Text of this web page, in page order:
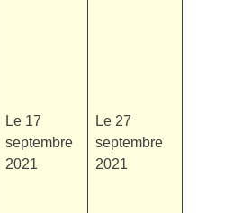
Le 17
septembre
2021
Le 27
septembre
2021